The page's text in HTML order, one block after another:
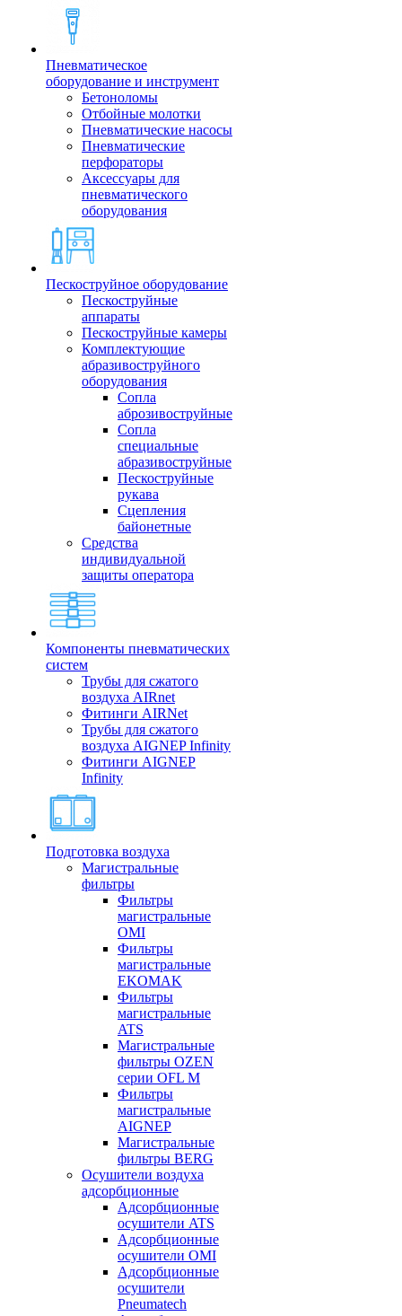
Пневматическое
оборудование и инструмент
Бетоноломы
Отбойные молотки
Пневматические насосы
Пневматические
перфораторы
Аксессуары для
пневматического
оборудования
Пескоструйное оборудование
Пескоструйные
аппараты
Пескоструйные камеры
Комплектующие
абразивоструйного
оборудования
Сопла
аброзивоструйные
Сопла
специальные
абразивоструйные
Пескоструйные
рукава
Сцепления
байонетные
Средства
индивидуальной
защиты оператора
Компоненты пневматических
систем
Трубы для сжатого
воздуха AIRnet
Фитинги AIRNet
Трубы для сжатого
воздуха AIGNEP Infinity
Фитинги AIGNEP
Infinity
Подготовка воздуха
Магистральные
фильтры
Фильтры
магистральные
OMI
Фильтры
магистральные
EKOMAK
Фильтры
магистральные
ATS
Магистральные
фильтры OZEN
серии OFL M
Фильтры
магистральные
AIGNEP
Магистральные
фильтры BERG
Осушители воздуха
адсорбционные
Адсорбционные
осушители ATS
Адсорбционные
осушители OMI
Адсорбционные
осушители
Pneumatech